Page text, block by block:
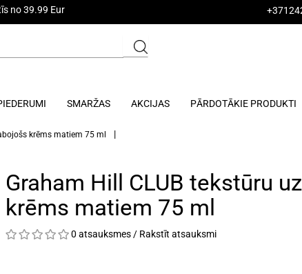
no 39.99 Eur
SMARŽAS AKCIJAS PĀRDOTĀKIE PRODUKTI
krēms matiem 75 ml
Graham Hill CLUB tekstūru
krēms matiem 75 ml
0 atsauksmes / Rakstīt atsauksmi